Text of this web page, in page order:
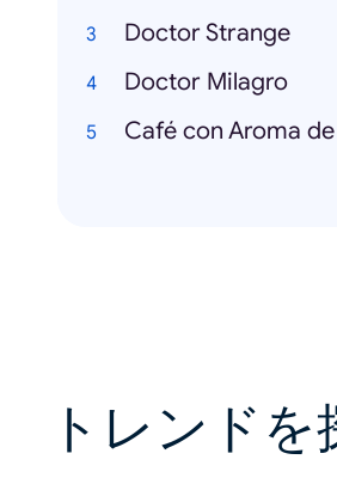
Doctor Strange
Doctor Milagro
Café con Aroma
トレンドを